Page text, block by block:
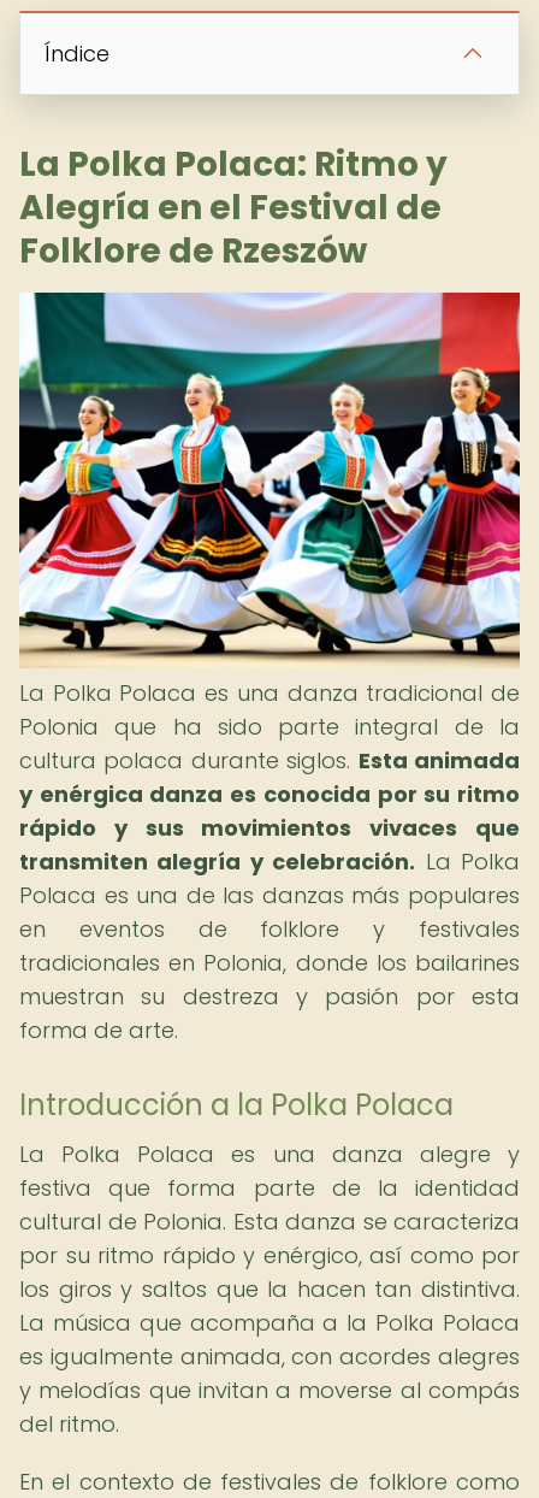
Índice
La Polka Polaca: Ritmo y
Alegría en el Festival de
Folklore de Rzeszów
La Polka Polaca es una danza tradicional de
Polonia que ha sido parte integral de la
cultura polaca durante siglos. Esta animada
y enérgica danza es conocida por su ritmo
rápido y sus movimientos vivaces que
transmiten alegría y celebración. La Polka
Polaca es una de las danzas más populares
en eventos de folklore y festivales
tradicionales en Polonia, donde los bailarines
muestran su destreza y pasión por esta
forma de arte.
Introducción a la Polka Polaca
La Polka Polaca es una danza alegre y
festiva que forma parte de la identidad
cultural de Polonia. Esta danza se caracteriza
por su ritmo rápido y enérgico, así como por
los giros y saltos que la hacen tan distintiva.
La música que acompaña a la Polka Polaca
es igualmente animada, con acordes alegres
y melodías que invitan a moverse al compás
del ritmo.
En el contexto de festivales de folklore como